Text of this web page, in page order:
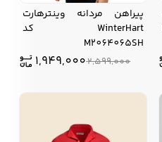
پیراهن مردانه وینترهارت
WinterHart کد
M2064065SH
2,599,000
1,949,000